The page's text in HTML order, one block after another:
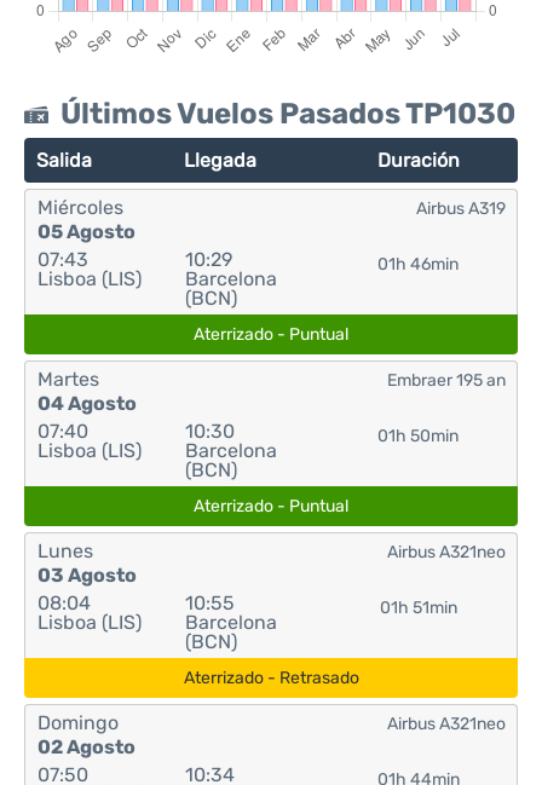
Últimos Vuelos Pasados TP1030
Salida Llegada Duración
Miércoles
05 Agosto
07:43
Lisboa (LIS)
10:29
Barcelona
(BCN)
01h 46min
Airbus A319
Aterrizado - Puntual
Martes
04 Agosto
07:40
Lisboa (LIS)
10:30
Barcelona
(BCN)
01h 50min
Embraer 195 an
Aterrizado - Puntual
Lunes
03 Agosto
08:04
Lisboa (LIS)
10:55
Barcelona
(BCN)
01h 51min
Airbus A321neo
Aterrizado - Retrasado
Domingo
02 Agosto
07:50
10:34
01h 44min
Airbus A321neo